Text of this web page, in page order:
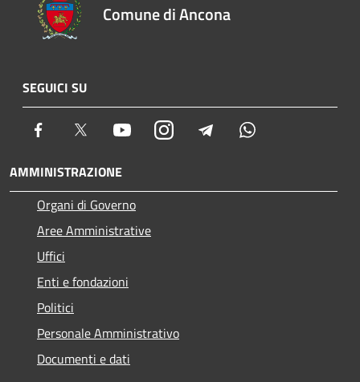
Comune di Ancona
SEGUICI SU
Facebook Twitter YoutubeInstagram Telegram
AMMINISTRAZIONE
Organi di Governo
Aree Amministrative
Uffici
Enti e fondazioni
Politici
Personale Amministrativo
Documenti e dati